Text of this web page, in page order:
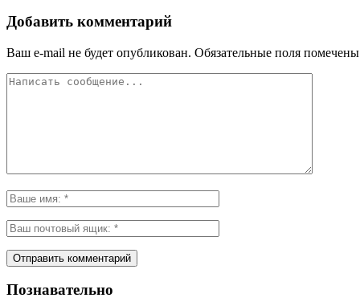
Добавить комментарий
Ваш e-mail не будет опубликован. Обязательные поля помечены
Познавательно